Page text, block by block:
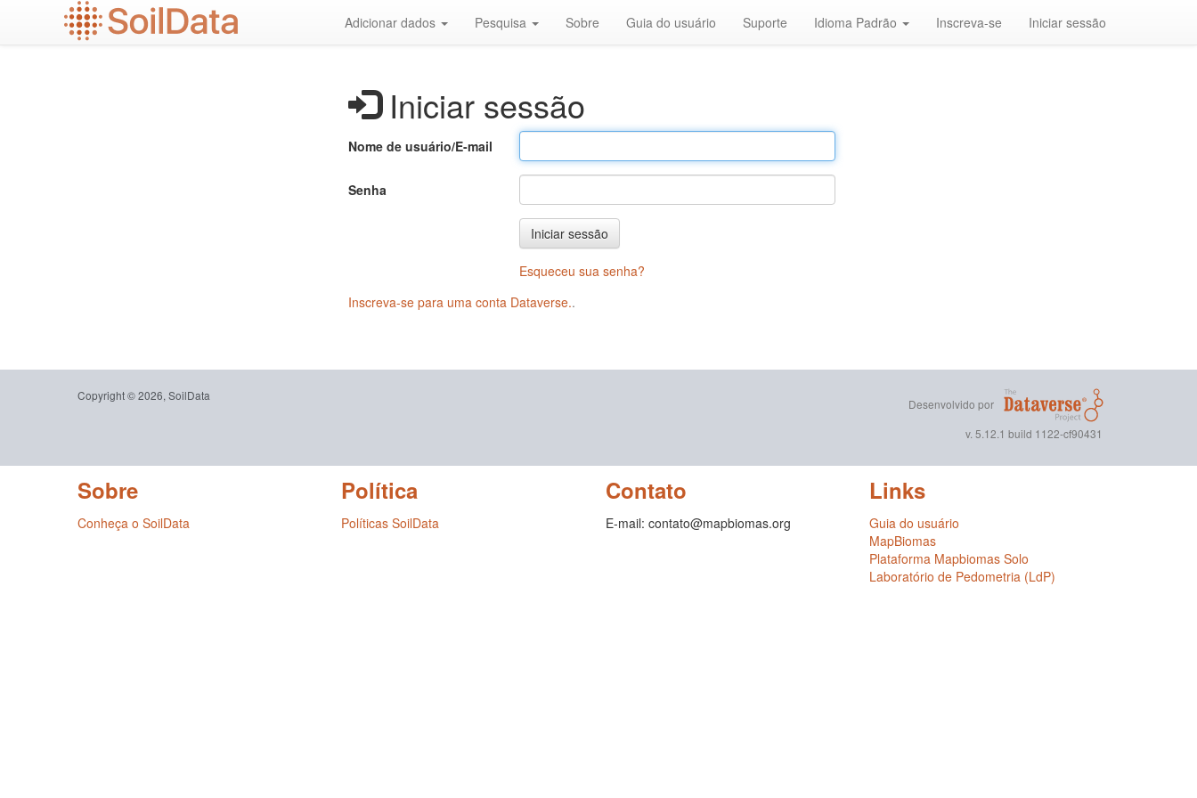
Adicionar dados Pesquisa Sobre Guia do usuário Suporte Idioma Padrão Inscreva-se Iniciar sessão
Iniciar sessão
Nome de usuário/E-mail
Senha
Iniciar sessão
Esqueceu sua senha?
Inscreva-se para uma conta Dataverse..
Copyright © 2026, SoilData
Desenvolvido por
v. 5.12.1 build 1122-cf90431
Sobre
Conheça o SoilData
Política
Políticas SoilData
Contato
E-mail: contato@mapbiomas.org
Links
Guia do usuário
MapBiomas
Plataforma Mapbiomas Solo
Laboratório de Pedometria (LdP)